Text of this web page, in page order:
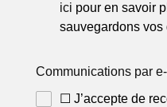
ici pour en savoir
sauvegardons vos
Communications par e-
☐ J’accepte de